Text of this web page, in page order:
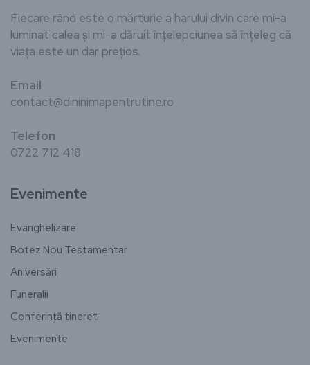
Fiecare rând este o mărturie a harului divin care mi-a
luminat calea și mi-a dăruit înțelepciunea să înțeleg că
viața este un dar prețios.
Email
contact@dininimapentrutine.ro
Telefon
0722 712 418
Evenimente
Evanghelizare
Botez Nou Testamentar
Aniversări
Funeralii
Conferință tineret
Evenimente